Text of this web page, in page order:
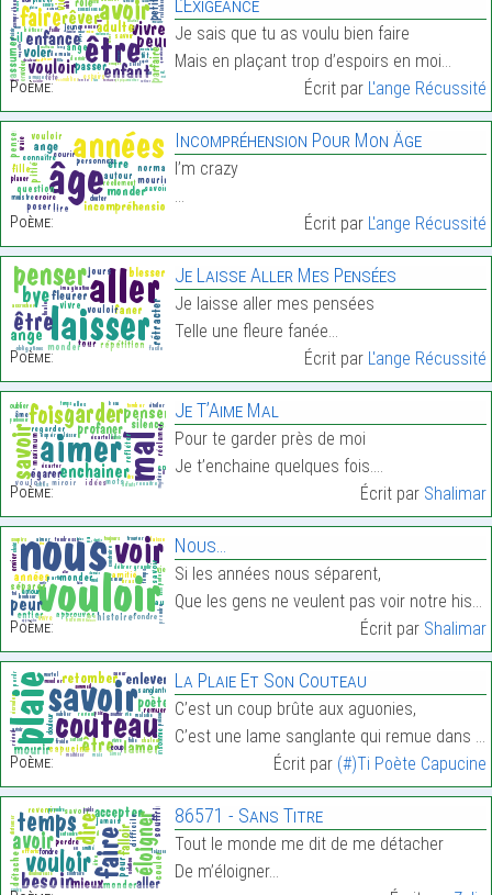
Poème:
L’Exigeance
Je sais que tu as voulu bien faire
Mais en plaçant trop d’espoirs en moi…
Écrit par L'ange Récussité
Poème:
Incompréhension Pour Mon Âge
I’m crazy
…
Écrit par L'ange Récussité
Poème:
Je Laisse Aller Mes Pensées
Je laisse aller mes pensées
Telle une fleure fanée…
Écrit par L'ange Récussité
Poème:
Je T’Aime Mal
Pour te garder près de moi
Je t’enchaine quelques fois.…
Écrit par Shalimar
Poème:
Nous…
Si les années nous séparent,
Que les gens ne veulent pas voir notre histoire……
Écrit par Shalimar
Poème:
La Plaie Et Son Couteau
C’est un coup brûte aux aguonies,
C’est une lame sanglante qui remue dans la plaie…
Écrit par (#)Ti Poète Capucine
86571 - Sans Titre
Tout le monde me dit de me détacher
De m’éloigner…